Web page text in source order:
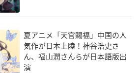
ろんぐらいだぁす！
高宮紗希
舟を編む
岸辺みどり
夏アニメ「天官賜福」中国の人
気作が日本上陸！神谷浩史さ
ん、福山潤さんらが日本語版出
演